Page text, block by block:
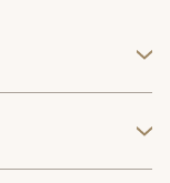
+
+